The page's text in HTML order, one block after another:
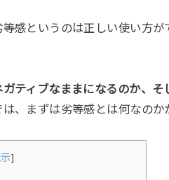
感というのは正しい使い方
ティブなままになるのか、
、まずは劣等感とは何なのか
]